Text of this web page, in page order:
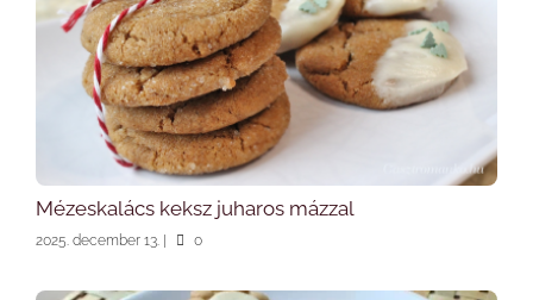
Mézeskalács keksz juharos mázzal
2025. december 13. 0